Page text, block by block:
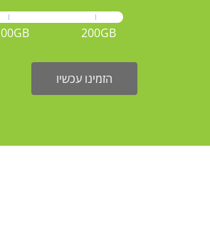
200GB
הזמינו עכשיו